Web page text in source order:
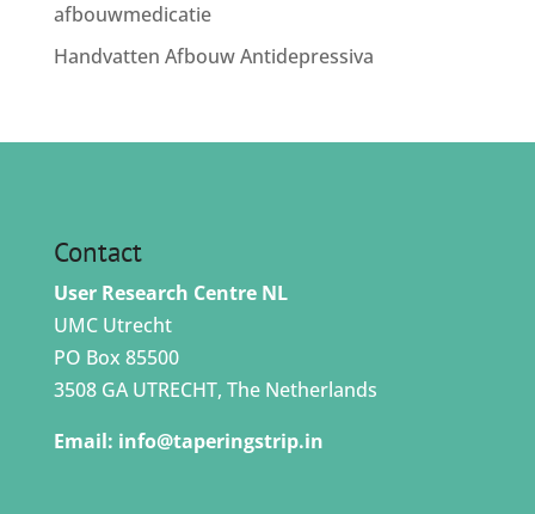
afbouwmedicatie
Handvatten Afbouw Antidepressiva
Contact
User Research Centre NL
UMC Utrecht
PO Box 85500
3508 GA UTRECHT, The Netherlands
Email: info@taperingstrip.in